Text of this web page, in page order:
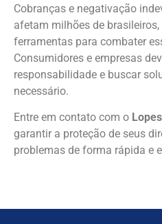
Cobranças e negativação
afetam milhões de
ferramentas para combater
Consumidores e empresas
responsabilidade e buscar
necessário.
Entre em contato com o
garantir a proteção de seus
problemas de forma rápida e